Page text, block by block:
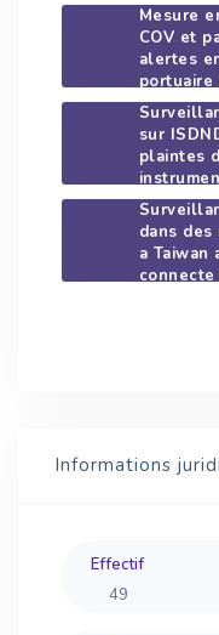
Mesure
COV et
alertes
portuaire
sur
plaintes
dans
a Taiwan
connecte
Informations
Effectif
49